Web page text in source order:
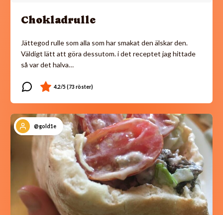
Chokladrulle
Jättegod rulle som alla som har smakat den älskar den.
Väldigt lätt att göra dessutom. i det receptet jag hittade
så var det halva…
@gold1e